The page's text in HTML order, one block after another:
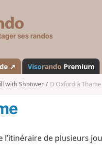
s
a
n
d
↗ Visorando Premium
with Shotover D'Oxford à Thame
l’itinéraire de plusieurs